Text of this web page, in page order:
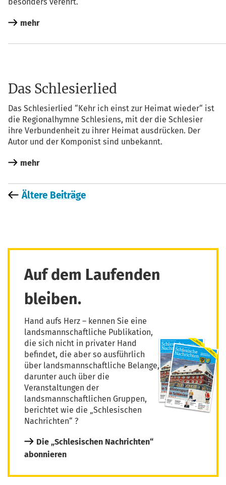
mehr
Das Schlesierlied
Das Schle­si­er­lied “Kehr ich einst zur Hei­mat wie­der“ ist
die Regio­nal­hym­ne Schle­si­ens, mit der die Schle­si­er
ihre Ver­bun­den­heit zu ihrer Hei­mat aus­drü­cken. Der
Autor und der Kom­po­nist sind unbekannt.
mehr
Ältere Beiträge
Auf dem Laufenden
bleiben.
Hand aufs Herz – kennen Sie eine
landsmannschaftliche Publikation,
die sich nicht in privater Hand
befindet, die aber so ausführlich
über landsmannschaftliche Belange,
darunter auch über die
Veranstaltungen der
landsmannschaftlichen Gruppen,
berichtet wie die „Schlesischen
Nachrichten“ ?
Die „Schlesischen Nachrichten“
abonnieren